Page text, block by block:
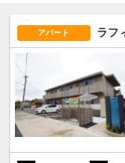
アパート ラフ